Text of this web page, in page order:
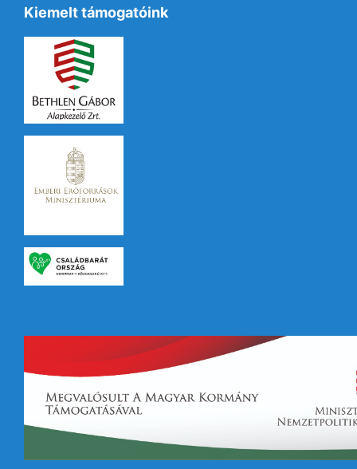
Kiemelt támogatóink